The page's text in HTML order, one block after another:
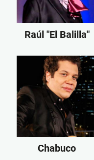
Raúl "El Balilla"
Chabuco